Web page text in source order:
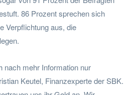
86 Prozent sprechen sich
Verpflichtung aus, die
nach mehr Information nur
Keutel, Finanzexperte der SBK.